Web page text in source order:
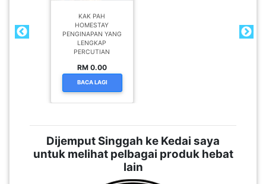
KAK PAH
HOMESTAY
PENGINAPAN YANG
LENGKAP
PERCUTIAN
RM 0.00
BACA LAGI
Dijemput Singgah ke Kedai saya
untuk melihat pelbagai produk hebat
lain